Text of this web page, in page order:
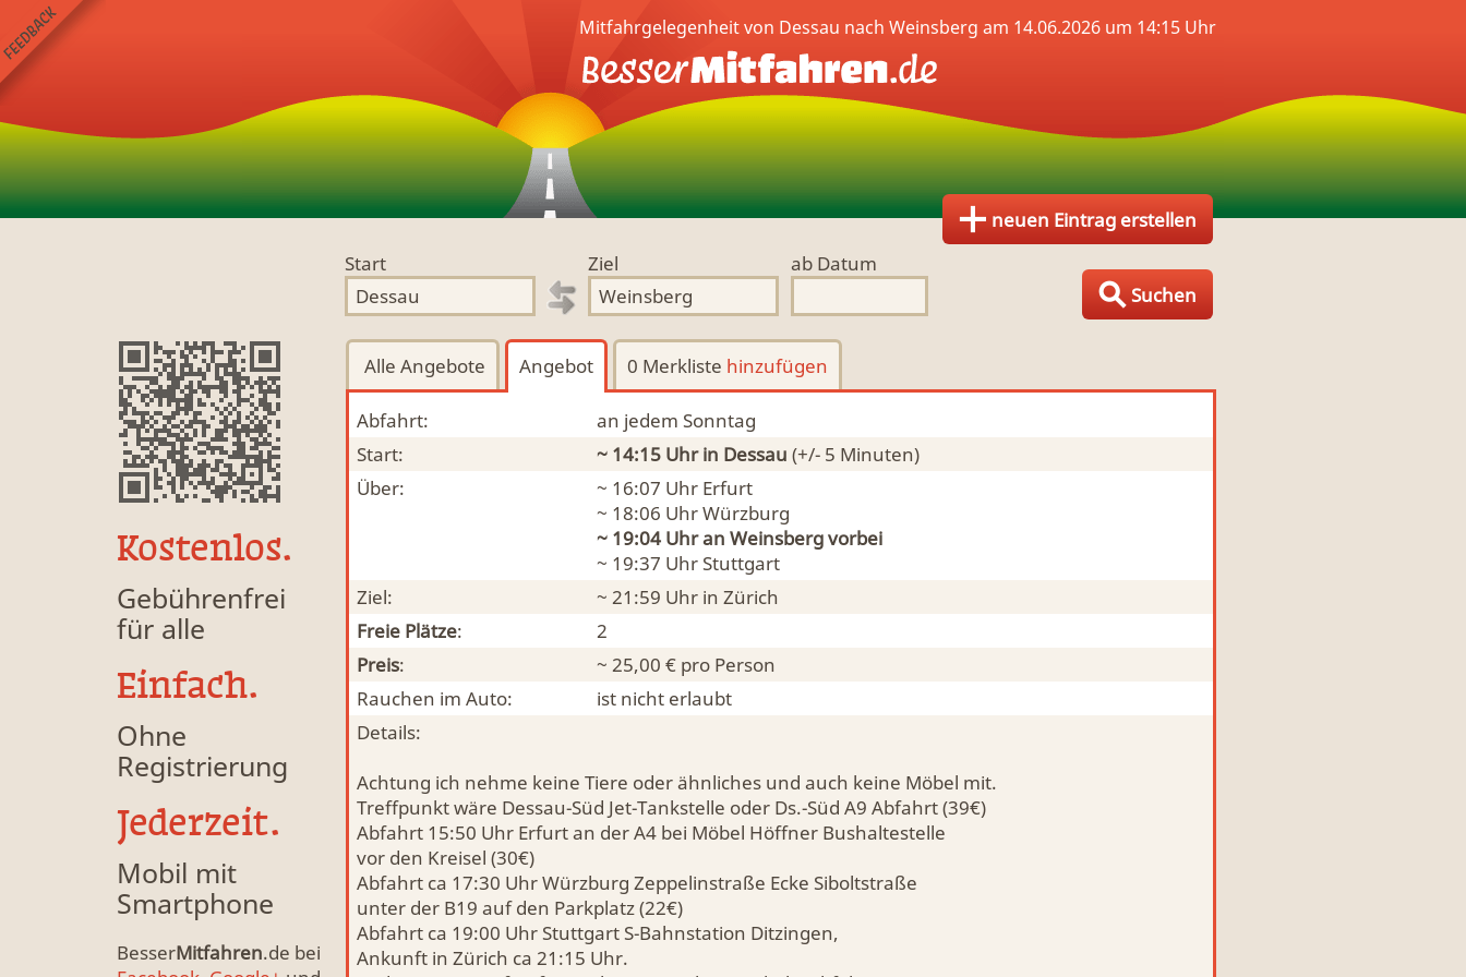
neuen Eintrag erstellen
Start
Ziel
ab Datum
Suchen
Kostenlos.
Gebührenfrei
für alle
Einfach.
Ohne
Registrierung
Jederzeit.
Mobil mit
Smartphone
BesserMitfahren.de bei
Mitfahrgelegenheit von Dessau nach Weinsberg am 14.06.2026 um 14:15 Uhr
Alle Angebote Angebot 0 Merkliste hinzufügen
Abfahrt:
an jedem Sonntag
Start:
~ 14:15 Uhrin Dessau (+/- 5 Minuten)
Über:
~ 16:07 Uhr Erfurt
~ 18:06 UhrWürzburg
~ 19:04 Uhr an Weinsbergvorbei
~ 19:37 UhrStuttgart
Ziel:
~ 21:59 Uhr in Zürich
Freie Plätze:
2
Preis:
~ 25,00 € pro Person
Rauchen im Auto:
ist nicht erlaubt
Details:
Achtung ich nehme keine Tiere oder ähnliches und auch keine Möbel mit.
Treffpunkt wäre Dessau-Süd Jet-Tankstelle oder Ds.-Süd A9 Abfahrt (39€)
Abfahrt 15:50 Uhr Erfurt an der A4 bei Möbel Höffner Bushaltestelle
vor den Kreisel (30€)
Abfahrt ca 17:30 Uhr Würzburg Zeppelinstraße Ecke Siboltstraße
unter der B19 auf den Parkplatz (22€)
Abfahrt ca 19:00 Uhr Stuttgart S-Bahnstation Ditzingen,
Ankunft in Zürich ca 21:15 Uhr.